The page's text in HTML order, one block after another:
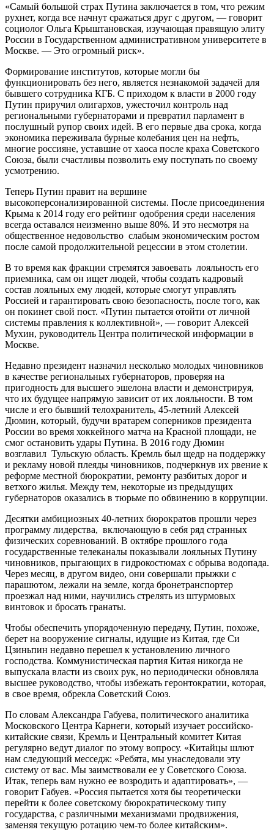
«Самый большой страх Путина заключается в том, что режим
рухнет, когда все начнут сражаться друг с другом, — говорит
социолог Ольга Крыштановская, изучающая правящую элиту
России в Государственном административном университете в
Москве. — Это огромный риск».
Формирование институтов, которые могли бы
функционировать без него, является незнакомой задачей для
бывшего сотрудника КГБ. С приходом к власти в 2000 году
Путин приручил олигархов, ужесточил контроль над
региональными губернаторами и превратил парламент в
послушный рупор своих идей. В его первые два срока, когда
экономика переживала бурные колебания цен на нефть,
многие россияне, уставшие от хаоса после краха Советского
Союза, были счастливы позволить ему поступать по своему
усмотрению.
Теперь Путин правит на вершине
высокоперсонализированной системы. После присоединения
Крыма к 2014 году его рейтинг одобрения среди населения
всегда оставался неизменно выше 80%. И это несмотря на
общественное недовольство слабым экономическим ростом
после самой продолжительной рецессии в этом столетии.
В то время как фракции стремятся завоевать лояльность его
приемника, сам он ищет людей, чтобы создать кадровый
состав лояльных ему людей, которые смогут управлять
Россией и гарантировать свою безопасность, после того, как
он покинет свой пост. «Путин пытается отойти от личной
системы правления к коллективной», — говорит Алексей
Мухин, руководитель Центра политической информации в
Москве.
Недавно президент назначил несколько молодых чиновников
в качестве региональных губернаторов, проверяя на
пригодность для высшего эшелона власти и демонстрируя,
что их будущее напрямую зависит от их лояльности. В том
числе и его бывший телохранитель, 45-летний Алексей
Дюмин, который, будучи вратарем соперников президента
России во время хоккейного матча на Красной площади, не
смог остановить удары Путина. В 2016 году Дюмин
возглавил Тульскую область. Кремль был щедр на поддержку
и рекламу новой плеяды чиновников, подчеркнув их рвение к
реформе местной бюрократии, ремонту разбитых дорог и
ветхого жилья. Между тем, некоторые из предыдущих
губернаторов оказались в тюрьме по обвинению в коррупции.
Десятки амбициозных 40-летних бюрократов прошли через
программу лидерства, включающую в себя ряд странных
физических соревнований. В октябре прошлого года
государственные телеканалы показывали лояльных Путину
чиновников, прыгающих в гидрокостюмах с обрыва водопада.
Через месяц, в другом видео, они совершали прыжки с
парашютом, лежали на земле, когда бронетранспортер
проезжал над ними, научились стрелять из штурмовых
винтовок и бросать гранаты.
Чтобы обеспечить упорядоченную передачу, Путин, похоже,
берет на вооружение сигналы, идущие из Китая, где Си
Цзиньпин недавно перешел к установлению личного
господства. Коммунистическая партия Китая никогда не
выпускала власти из своих рук, но периодически обновляла
высшее руководство, чтобы избежать геронтократии, которая,
в свое время, обрекла Советский Союз.
По словам Александра Габуева, политического аналитика
Московского Центра Карнеги, который изучает российско-
китайские связи, Кремль и Центральный комитет Китая
регулярно ведут диалог по этому вопросу. «Китайцы шлют
нам следующий месседж: «Ребята, мы унаследовали эту
систему от вас. Мы заимствовали ее у Советского Союза.
Итак, теперь вам нужно ее возродить и адаптировать», —
говорит Габуев. «Россия пытается хотя бы теоретически
перейти к более советскому бюрократическому типу
государства, с различными механизмами продвижения,
заменяя текущую ротацию чем-то более китайским».